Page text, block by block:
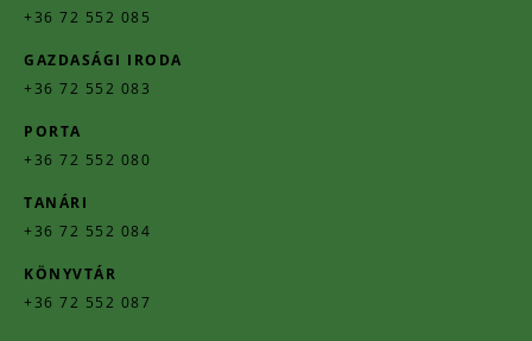
+36 72 552 085
GAZDASÁGI IRODA
+36 72 552 083
PORTA
+36 72 552 080
TANÁRI
+36 72 552 084
KÖNYVTÁR
+36 72 552 087